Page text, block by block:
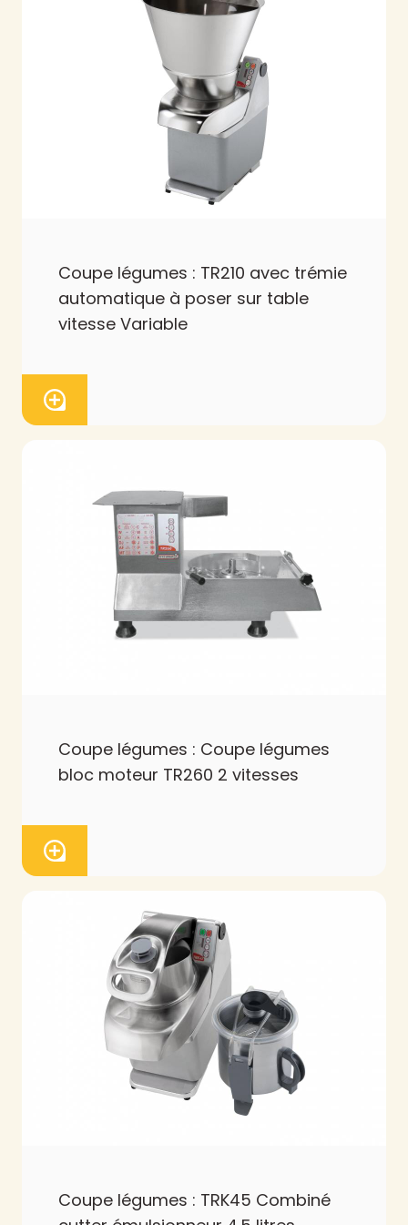
Coupe légumes : TR210 avec trémie
automatique à poser sur table
vitesse Variable
Coupe légumes : Coupe légumes
bloc moteur TR260 2 vitesses
Coupe légumes : TRK45 Combiné